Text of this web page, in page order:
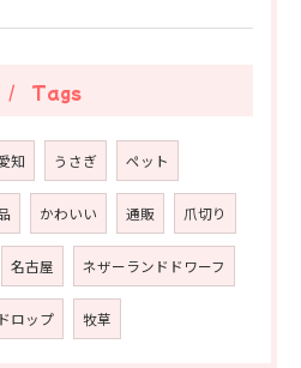
Tags
知 うさぎ ペット
かわいい 通販 爪切り
名古屋 ネザーランドドワーフ
ロップ 牧草